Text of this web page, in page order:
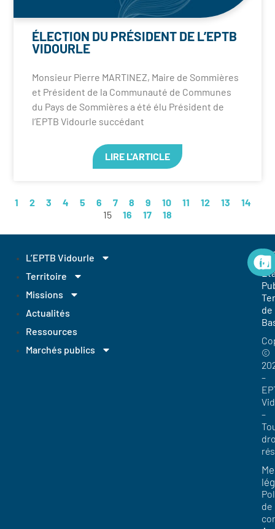
ÉLECTION DU PRÉSIDENT DE L’EPTB
VIDOURLE
Monsieur Pierre MARTINEZ, Maire de Sommières
et Président de la Communauté de Communes
du Pays de Sommières a été élu Président de
l’EPTB Vidourle succédant
LIRE L'ARTICLE
1 2 3 4 5 6 7 8 9 10 11 12 13
14
15
16 17 18
L’EPTB Vidourle
Territoire
Missions
Actualités
Ressources
Marchés publics
de
©
–
–
de